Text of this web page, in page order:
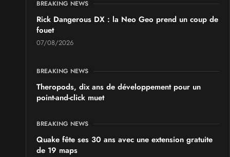
BREAKING NEWS
Rick Dangerous DX : la Neo Geo prend un coup de
fouet
07/08/2026
BREAKING NEWS
Theropods, dix ans de développement pour un
point-and-click muet
BREAKING NEWS
Quake fête ses 30 ans avec une extension gratuite
de 19 maps